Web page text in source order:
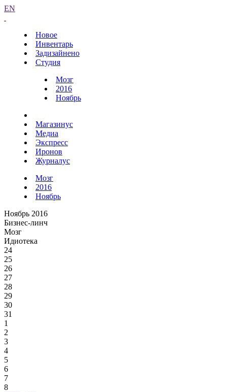
EN
Новое
Инвентарь
Задизайнено
Студия
Мозг
2016
Ноябрь
Магазинус
Медиа
Экспресс
Иронов
Журналус
Мозг
2016
Ноябрь
Ноябрь 2016
Бизнес-линч
Мозг
Идиотека
24
25
26
27
28
29
30
31
1
2
3
4
5
6
7
8